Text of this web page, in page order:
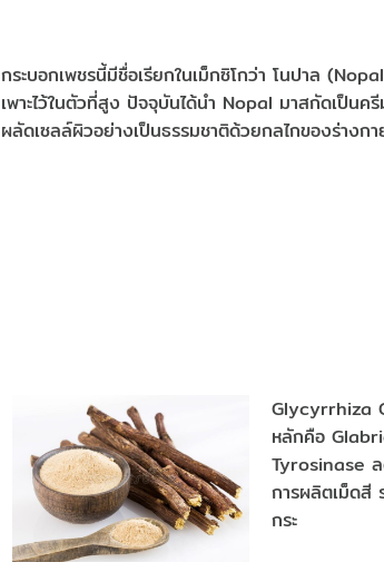
กระบอกเพชรนี้มีชื่อเรียกในเม็กซิโกว่า โนปาล
เพาะไว้ในตัวที่สูง ปัจจุบันได้นำ Nopal มาสกัดเป็น
ผลัดเซลล์ผิวอย่างเป็นธรรมชาติด้วยกลไกของร่างก
Glycyrrhiza
หลักคือ
Tyrosinase ล
การผลิตเม็ดสี
กระ